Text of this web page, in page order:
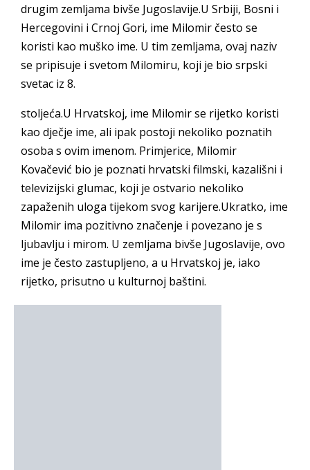
drugim zemljama bivše Jugoslavije.U Srbiji, Bosni i
Hercegovini i Crnoj Gori, ime Milomir često se
koristi kao muško ime. U tim zemljama, ovaj naziv
se pripisuje i svetom Milomiru, koji je bio srpski
svetac iz 8.
stoljeća.U Hrvatskoj, ime Milomir se rijetko koristi
kao dječje ime, ali ipak postoji nekoliko poznatih
osoba s ovim imenom. Primjerice, Milomir
Kovačević bio je poznati hrvatski filmski, kazališni i
televizijski glumac, koji je ostvario nekoliko
zapaženih uloga tijekom svog karijere.Ukratko, ime
Milomir ima pozitivno značenje i povezano je s
ljubavlju i mirom. U zemljama bivše Jugoslavije, ovo
ime je često zastupljeno, a u Hrvatskoj je, iako
rijetko, prisutno u kulturnoj baštini.